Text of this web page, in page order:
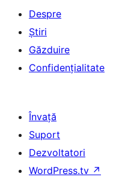
Despre
Știri
Găzduire
Confidențialitate
Învață
Suport
Dezvoltatori
WordPress.tv ↗